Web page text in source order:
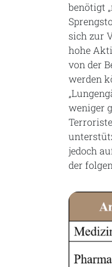
benötigt
sich zur
hohe
von der
werden
weniger
jedoch
der